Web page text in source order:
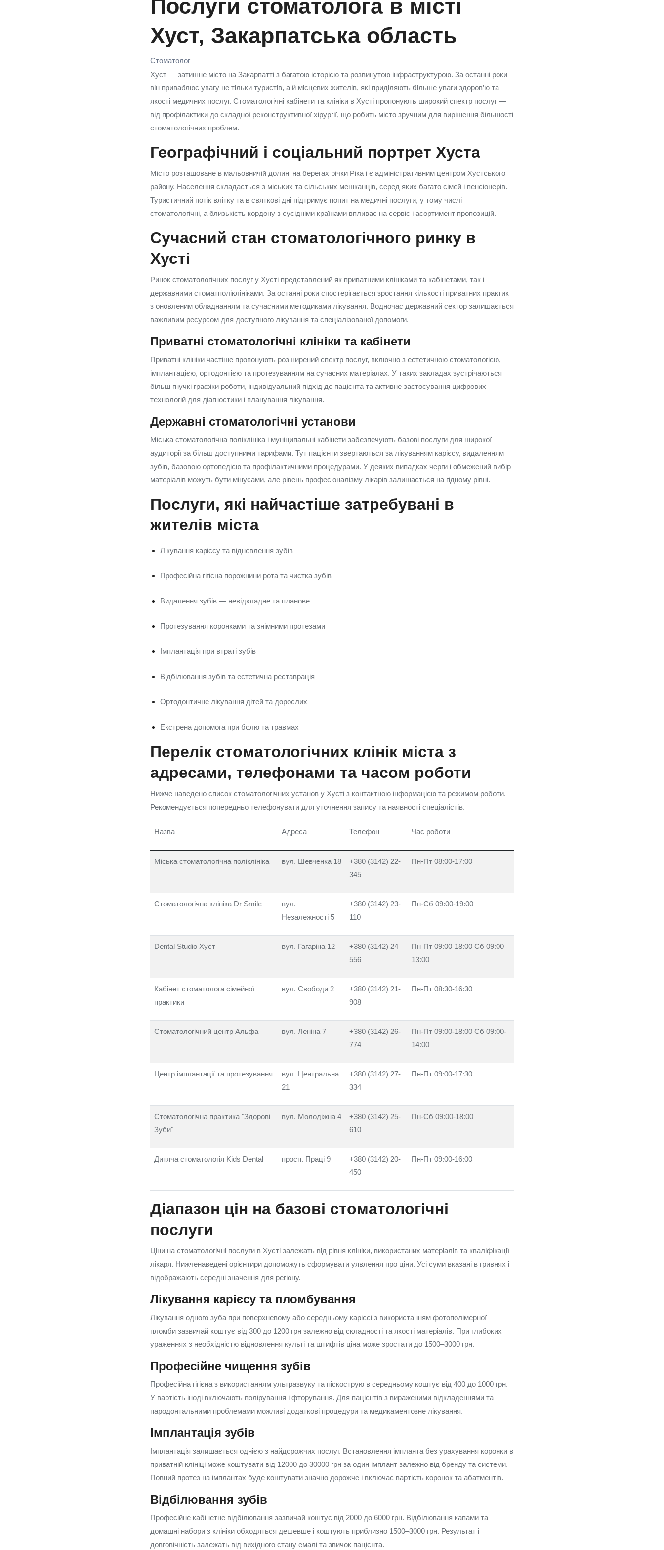
Послуги стоматолога в місті
Хуст, Закарпатська область
Стоматолог
Хуст — затишне місто на Закарпатті з багатою історією та розвинутою інфраструктурою. За останні роки
він приваблює увагу не тільки туристів, а й місцевих жителів, які приділяють більше уваги здоров’ю та
якості медичних послуг. Стоматологічні кабінети та клініки в Хусті пропонують широкий спектр послуг —
від профілактики до складної реконструктивної хірургії, що робить місто зручним для вирішення більшості
стоматологічних проблем.
Географічний і соціальний портрет Хуста
Місто розташоване в мальовничій долині на берегах річки Ріка і є адміністративним центром Хустського
району. Населення складається з міських та сільських мешканців, серед яких багато сімей і пенсіонерів.
Туристичний потік влітку та в святкові дні підтримує попит на медичні послуги, у тому числі
стоматологічні, а близькість кордону з сусідніми країнами впливає на сервіс і асортимент пропозицій.
Сучасний стан стоматологічного ринку в
Хусті
Ринок стоматологічних послуг у Хусті представлений як приватними клініками та кабінетами, так і
державними стоматполіклініками. За останні роки спостерігається зростання кількості приватних практик
з оновленим обладнанням та сучасними методиками лікування. Водночас державний сектор залишається
важливим ресурсом для доступного лікування та спеціалізованої допомоги.
Приватні стоматологічні клініки та кабінети
Приватні клініки частіше пропонують розширений спектр послуг, включно з естетичною стоматологією,
імплантацією, ортодонтією та протезуванням на сучасних матеріалах. У таких закладах зустрічаються
більш гнучкі графіки роботи, індивідуальний підхід до пацієнта та активне застосування цифрових
технологій для діагностики і планування лікування.
Державні стоматологічні установи
Міська стоматологічна поліклініка і муніципальні кабінети забезпечують базові послуги для широкої
аудиторії за більш доступними тарифами. Тут пацієнти звертаються за лікуванням карієсу, видаленням
зубів, базовою ортопедією та профілактичними процедурами. У деяких випадках черги і обмежений вибір
матеріалів можуть бути мінусами, але рівень професіоналізму лікарів залишається на гідному рівні.
Послуги, які найчастіше затребувані в
жителів міста
Лікування карієсу та відновлення зубів
Професійна гігієна порожнини рота та чистка зубів
Видалення зубів — невідкладне та планове
Протезування коронками та знімними протезами
Імплантація при втраті зубів
Відбілювання зубів та естетична реставрація
Ортодонтичне лікування дітей та дорослих
Екстрена допомога при болю та травмах
Перелік стоматологічних клінік міста з
адресами, телефонами та часом роботи
Нижче наведено список стоматологічних установ у Хусті з контактною інформацією та режимом роботи.
Рекомендується попередньо телефонувати для уточнення запису та наявності спеціалістів.
Назва Адреса Телефон Час роботи
Міська стоматологічна поліклініка вул. Шевченка 18
+380 (3142) 22-
345
Пн-Пт 08:00-17:00
Стоматологічна клініка Dr Smile
вул.
Незалежності 5
+380 (3142) 23-
110
Пн-Сб 09:00-19:00
Dental Studio Хуст вул. Гагаріна 12
+380 (3142) 24-
556
Пн-Пт 09:00-18:00 Сб 09:00-
13:00
Кабінет стоматолога сімейної
практики
вул. Свободи 2
+380 (3142) 21-
908
Пн-Пт 08:30-16:30
Стоматологічний центр Альфа вул. Леніна 7
+380 (3142) 26-
774
Пн-Пт 09:00-18:00 Сб 09:00-
14:00
Центр імплантації та протезування
вул. Центральна
21
+380 (3142) 27-
334
Пн-Пт 09:00-17:30
Стоматологічна практика "Здорові
Зуби"
вул. Молодіжна 4
+380 (3142) 25-
610
Пн-Сб 09:00-18:00
Дитяча стоматологія Kids Dental просп. Праці 9
+380 (3142) 20-
450
Пн-Пт 09:00-16:00
Діапазон цін на базові стоматологічні
послуги
Ціни на стоматологічні послуги в Хусті залежать від рівня клініки, використаних матеріалів та кваліфікації
лікаря. Нижченаведені орієнтири допоможуть сформувати уявлення про ціни. Усі суми вказані в гривнях і
відображають середні значення для регіону.
Лікування карієсу та пломбування
Лікування одного зуба при поверхневому або середньому карієсі з використанням фотополімерної
пломби зазвичай коштує від 300 до 1200 грн залежно від складності та якості матеріалів. При глибоких
ураженнях з необхідністю відновлення культі та штифтів ціна може зростати до 1500–3000 грн.
Професійне чищення зубів
Професійна гігієна з використанням ультразвуку та піскострую в середньому коштує від 400 до 1000 грн.
У вартість іноді включають полірування і фторування. Для пацієнтів з вираженими відкладеннями та
пародонтальними проблемами можливі додаткові процедури та медикаментозне лікування.
Імплантація зубів
Імплантація залишається однією з найдорожчих послуг. Встановлення імпланта без урахування коронки в
приватній клініці може коштувати від 12000 до 30000 грн за один імплант залежно від бренду та системи.
Повний протез на імплантах буде коштувати значно дорожче і включає вартість коронок та абатментів.
Відбілювання зубів
Професійне кабінетне відбілювання зазвичай коштує від 2000 до 6000 грн. Відбілювання капами та
домашні набори з клініки обходяться дешевше і коштують приблизно 1500–3000 грн. Результат і
довговічність залежать від вихідного стану емалі та звичок пацієнта.